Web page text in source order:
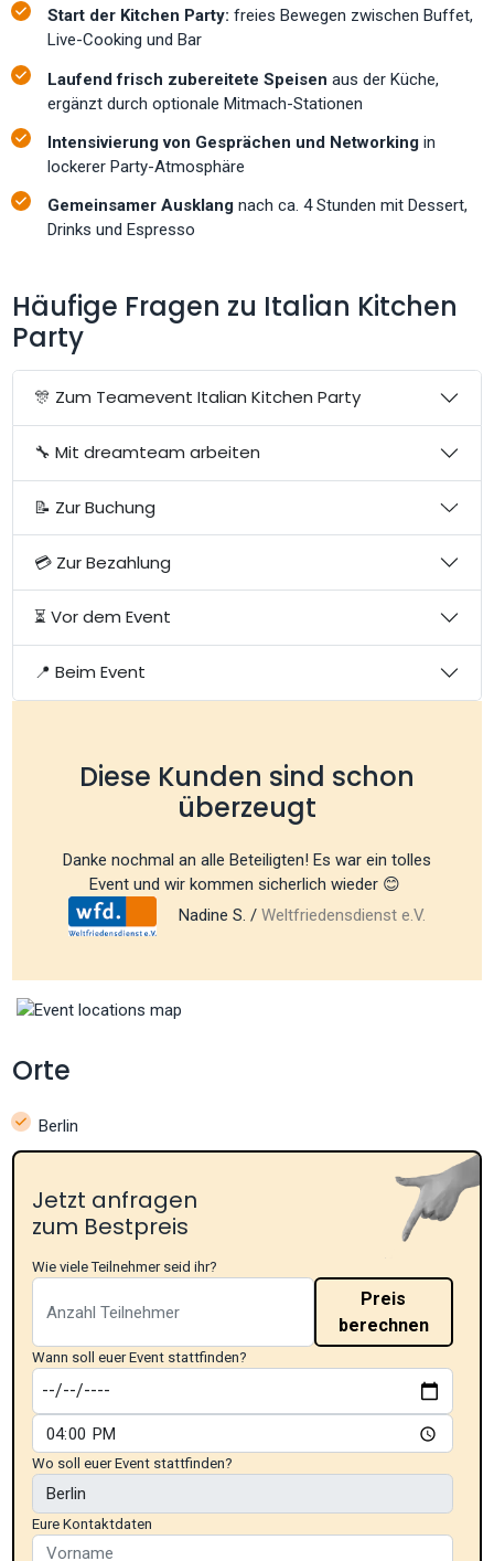
Start der Kitchen Party: freies Bewegen zwischen Buffet,
Live-Cooking und Bar
Laufend frisch zubereitete Speisenaus der Küche,
ergänzt durch optionale Mitmach-Stationen
Intensivierung von Gesprächen und Networking in
lockerer Party-Atmosphäre
Gemeinsamer Ausklang nach ca. 4 Stunden mit Dessert,
Drinks und Espresso
Häufige Fragen zu Italian Kitchen
Party
🎊 Zum Teamevent Italian Kitchen Party
🔧 Mit dreamteam arbeiten
📝 Zur Buchung
💳 Zur Bezahlung
⏳ Vor dem Event
📍 Beim Event
Diese Kunden sind schon
überzeugt
Danke nochmal an alle Beteiligten! Es war ein tolles
Event und wir kommen sicherlich wieder 😊
Nadine S. / Weltfriedensdienst e.V.
Orte
Berlin
Jetzt anfragen
zum Bestpreis
Wie viele Teilnehmer seid ihr?
Preis
berechnen
Wann soll euer Event stattfinden?
Wo soll euer Event stattfinden?
Eure Kontaktdaten